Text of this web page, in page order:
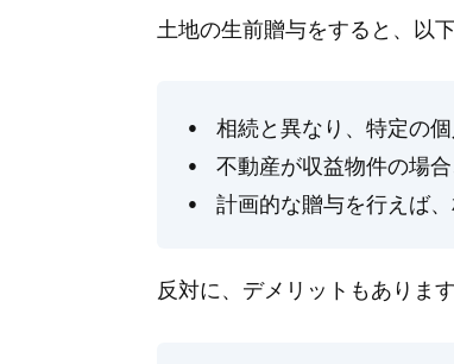
土地の生前贈与をすると、以
相続と異なり、特定の
不動産が収益物件の場
計画的な贈与を行えば
反対に、デメリットもあります